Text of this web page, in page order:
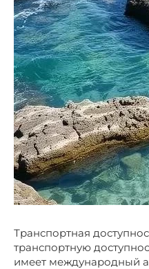
Транспортная
транспортную
имеет международный